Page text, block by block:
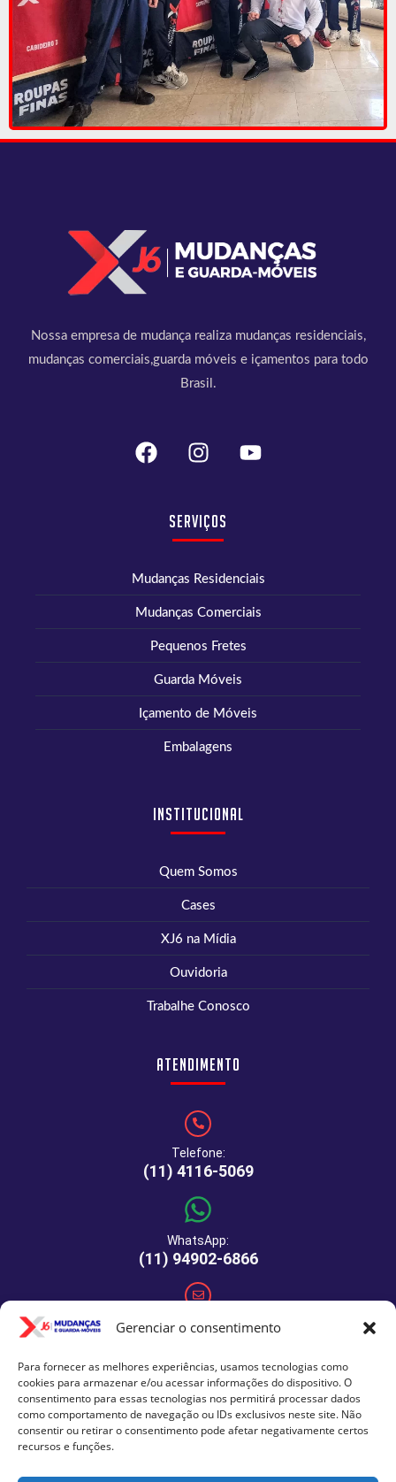
Gerenciar o consentimento
Para fornecer as melhores experiências, usamos tecnologias como
cookies para armazenar e/ou acessar informações do dispositivo. O
consentimento para essas tecnologias nos permitirá processar dados
como comportamento de navegação ou IDs exclusivos neste site. Não
consentir ou retirar o consentimento pode afetar negativamente certos
recursos e funções.
Nossa empresa de mudança realiza mudanças residenciais,
mudanças comerciais,guarda móveis e içamentos para todo
Brasil.
Serviços
Mudanças Residenciais
Mudanças Comerciais
Pequenos Fretes
Guarda Móveis
Içamento de Móveis
Embalagens
Institucional
Quem Somos
Cases
XJ6 na Mídia
Ouvidoria
Trabalhe Conosco
Atendimento
Telefone:
(11) 4116-5069
WhatsApp:
(11) 94902-6866
E-mail:
Rua Manuel de Macedo, 64 - São Paulo - SP - CEP: 04459-
290